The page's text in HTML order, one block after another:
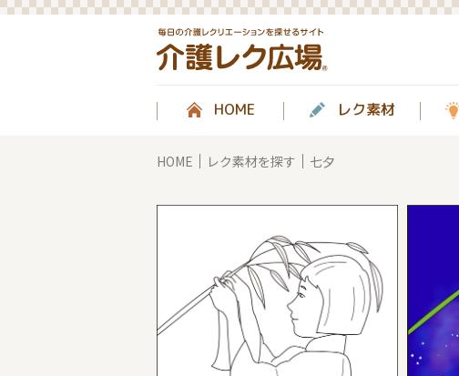
HOME レク素材
HOME レク素材を探す 七夕